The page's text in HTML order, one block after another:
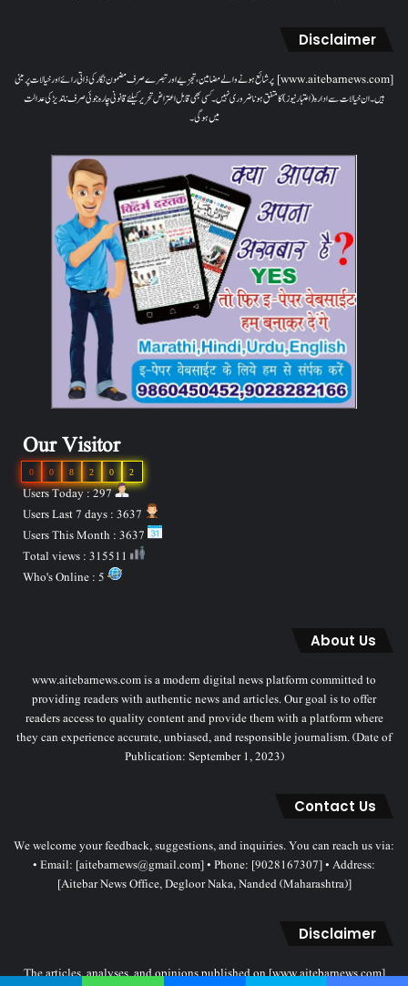
Disclaimer
[www.aitebarnews.com] پر شائع ہونے والے مضامین، تجزیے اور تبصرے صرف مضمون نگار کی ذاتی رائے اور خیالات پر مبنی
ہیں۔ ان خیالات سے ادارہ (اعتبار نیوز) کا متفق ہونا ضروری نہیں۔ کسی بھی قابل اعتراض تحریر کیلئے قانونی چارہ جوئی صرف ناندیڑ کی عدالت
میں ہوگی۔
Our Visitor
2
0
2
8
0
0
Users Today : 297
About Us
www.aitebarnews.com is a modern digital news platform committed to
providing readers with authentic news and articles. Our goal is to offer
readers access to quality content and provide them with a platform where
they can experience accurate, unbiased, and responsible journalism. (Date of
Publication: September 1, 2023)
Contact Us
We welcome your feedback, suggestions, and inquiries. You can reach us via:
• Email: [aitebarnews@gmail.com] • Phone: [9028167307] • Address:
[Aitebar News Office, Degloor Naka, Nanded (Maharashtra)]
Disclaimer
The articles, analyses, and opinions published on [www.aitebarnews.com]